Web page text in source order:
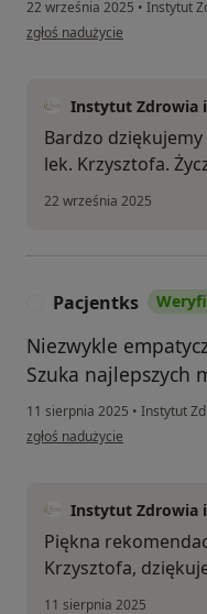
22 września 2025 • Instytut
w opinii użytkownika Adam
zgłoś nadużycie
Instytut Zdrowia
Bardzo
lek. Krzysztofa.
22 września 2025
Pacjentks
Niezwykle
Szuka najlepszych
11 sierpnia 2025 • Instytut
w opinii użytkownika Pacjentks
zgłoś nadużycie
Instytut Zdrowia
Piękna
Krzysztofa,
11 sierpnia 2025